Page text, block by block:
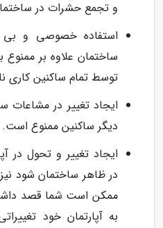
و تجمع حشرات در
استفاده خصوصی و
ساختمان علاوه بر
توسط تمام ساکنین
ایجاد تغییر در
دیگر ساکنین ممنوع است.
ایجاد تغییر و تحول در
در ظاهر ساختمان شود
ممکن است شما قصد
به آپارتمان خود